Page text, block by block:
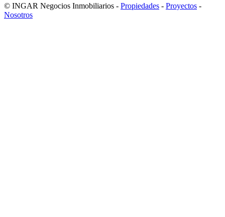
© INGAR Negocios Inmobiliarios - Propiedades - Proyectos -
Nosotros